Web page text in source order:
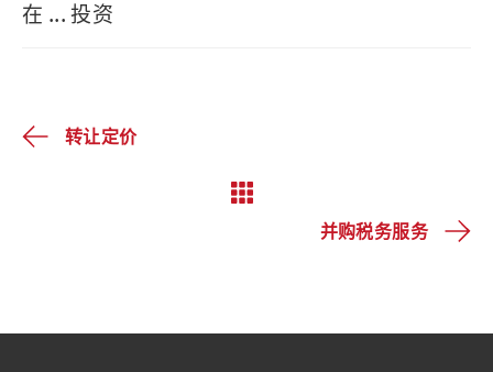
在 ... 投资
转让定价
并购税务服务